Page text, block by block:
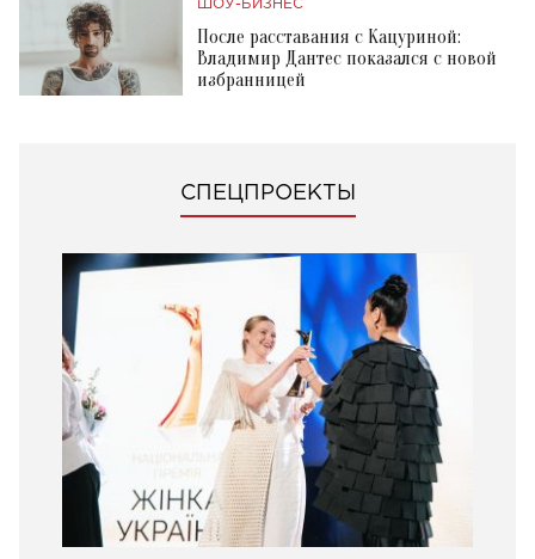
ШОУ-БИЗНЕС
После расставания с Кацуриной:
Владимир Дантес показался с новой
избранницей
СПЕЦПРОЕКТЫ